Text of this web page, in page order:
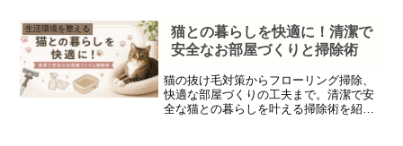
生活環境を整える
猫との暮らしを快適に！清潔で
安全なお部屋づくりと掃除術
猫の抜け毛対策からフローリング掃除、
快適な部屋づくりの工夫まで。清潔で安
全な猫との暮らしを叶える掃除術を紹介